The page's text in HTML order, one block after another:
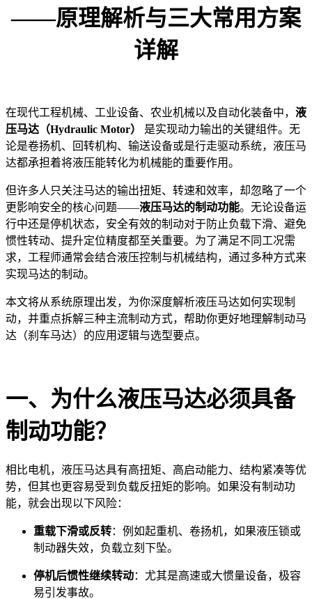
——原理解析与三大常用方案
详解
在现代工程机械、工业设备、农业机械以及自动化装备中， 液
压马达（Hydraulic Motor）
是实现动力输出的关键组件。无
论是卷扬机、回转机构、输送设备或是行走驱动系统，液压马
达都承担着将液压能转化为机械能的重要作用。
但许多人只关注马达的输出扭矩、转速和效率，却忽略了一个
更影响安全的核心问题——液压马达的制动功能。无论设备运
行中还是停机状态，安全有效的制动对于防止负载下滑、避免
惯性转动、提升定位精度都至关重要。为了满足不同工况需
求，工程师通常会结合液压控制与机械结构，通过多种方式来
实现马达的制动。
本文将从系统原理出发，为你深度解析液压马达如何实现制
动，并重点拆解三种主流制动方式，帮助你更好地理解制动马
达（刹车马达）的应用逻辑与选型要点。
一、为什么液压马达必须具备
制动功能？
相比电机，液压马达具有高扭矩、高启动能力、结构紧凑等优
势，但其也更容易受到负载反扭矩的影响。如果没有制动功
能，就会出现以下风险：
重载下滑或反转：例如起重机、卷扬机，如果液压锁或
制动器失效，负载立刻下坠。
停机后惯性继续转动：尤其是高速或大惯量设备，极容
易引发事故。